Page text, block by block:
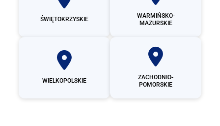
ŚWIĘTOKRZYSKIE
WARMIŃSKO-
MAZURSKIE
WIELKOPOLSKIE
ZACHODNIO-
POMORSKIE